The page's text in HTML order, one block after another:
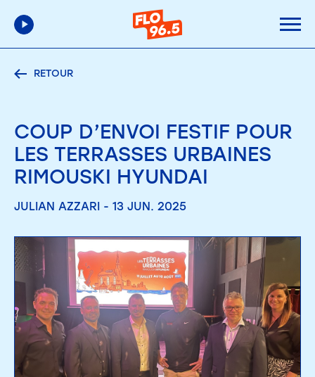
RETOUR
COUP D’ENVOI FESTIF POUR
LES TERRASSES URBAINES
RIMOUSKI HYUNDAI
JULIAN AZZARI - 13 JUN. 2025